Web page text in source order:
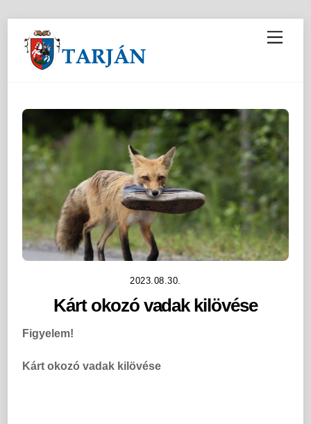
M
e
2023.08.30.
Kárt okozó vadak kilövése
Figyelem!
Kárt okozó vadak kilövése